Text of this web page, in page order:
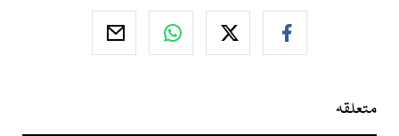
متعلقہ